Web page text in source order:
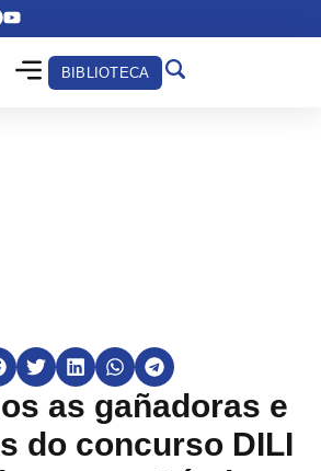
BIBLIOTECA
as gañadoras e
do concurso DILI